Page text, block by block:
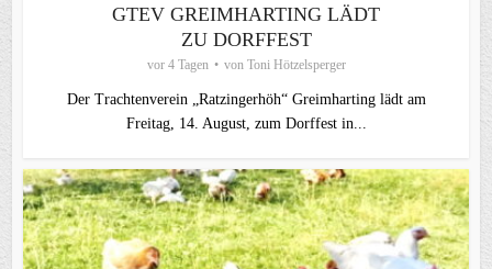
GTEV GREIMHARTING LÄDT
ZU DORFFEST
vor 4 Tagen von Toni Hötzelsperger
Der Trachtenverein „Ratzingerhöh“ Greimharting lädt am
Freitag, 14. August, zum Dorffest in...